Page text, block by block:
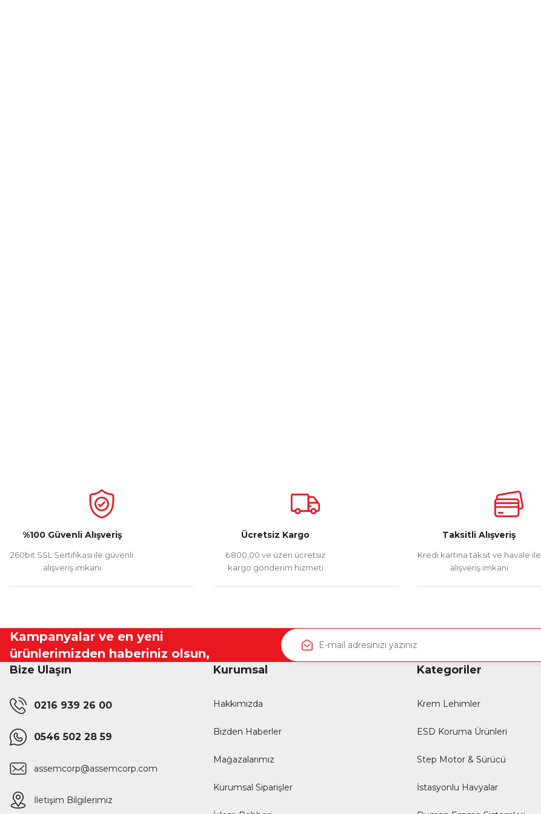
%100 Güvenli Alışveriş
260bit SSL Sertifikası ile güvenli
alışveriş imkanı
Ücretsiz Kargo
₺800,00 ve üzeri ücretsiz
kargo gönderim hizmeti
Taksitli Alışveriş
Kredi kartına taksit ve havale ile
alışveriş imkanı
Kampanyalar ve en yeni
ürünlerimizden haberiniz olsun,
Bize Ulaşın
0216 939 26 00
0546 502 28 59
assemcorp@assemcorp.com
İletişim Bilgilerimiz
Kurumsal
Hakkımızda
Bizden Haberler
Mağazalarımız
Kurumsal Siparişler
Kategoriler
Krem Lehimler
ESD Koruma Ürünleri
Step Motor & Sürücü
İstasyonlu Havyalar